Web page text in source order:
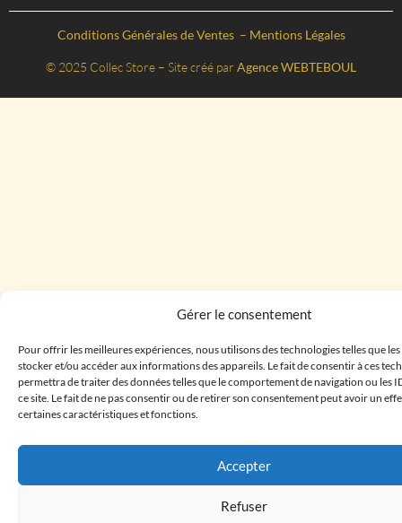
Gérer le consentement
Pour offrir les meilleures expériences, nous utilisons des technologies telles que
stocker et/ou accéder aux informations des appareils. Le fait de consentir à ces
permettra de traiter des données telles que le comportement de navigation ou les
ce site. Le fait de ne pas consentir ou de retirer son consentement peut avoir un
certaines caractéristiques et fonctions.
Accepter
Refuser
Conditions Générales de Ventes – Mentions Légales
© 2025 Collec Store – Site créé par Agence WEBTEBOUL